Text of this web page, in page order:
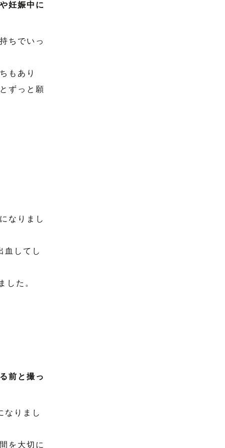
妊娠中に
ちでいっ
もあり
ずっと願
なりまし
血してし
した。
前と撮っ
なりまし
を大切に